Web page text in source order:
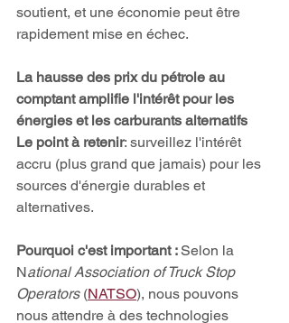
soutient, et une économie peut être
rapidement mise en échec.
La hausse des prix du pétrole au
comptant amplifie l'intérêt pour les
énergies et les carburants alternatifs
Le point à retenir: surveillez l'intérêt
accru (plus grand que jamais) pour les
sources d'énergie durables et
alternatives.
Pourquoi c'est important : Selon la
National Association of Truck Stop
Operators (NATSO), nous pouvons
nous attendre à des technologies